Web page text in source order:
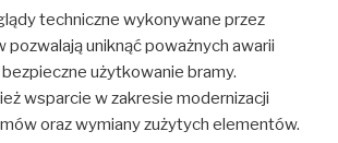
techniczne wykonywane przez
uniknąć poważnych awarii
użytkowanie bramy.
wsparcie w zakresie modernizacji
oraz wymiany zużytych elementów.